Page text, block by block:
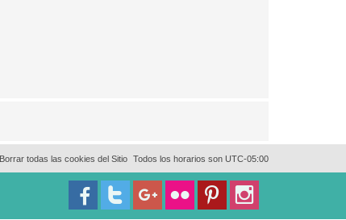
Todos los horarios son UTC-05:00
Borrar todas las cookies del Sitio